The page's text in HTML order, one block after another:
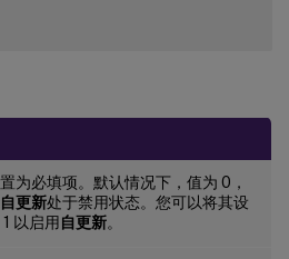
为必填项。默认情况下，值为 0，
自更新处于禁用状态。您可以将其设
以启用自更新。